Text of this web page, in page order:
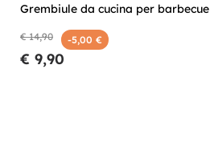
Grembiule da cucina per barbecue
€ 14,90 -5,00 €
€ 9,90